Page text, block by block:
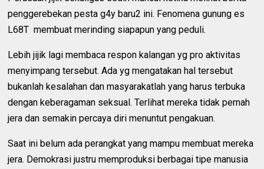
penggerebekan pesta g4y baru2 ini. Fenomena gunung es
L68T membuat merinding siapapun yang peduli.
Lebih jijik lagi membaca respon kalangan yg pro aktivitas
menyimpang tersebut. Ada yg mengatakan hal tersebut
bukanlah kesalahan dan masyarakatlah yang harus terbuka
dengan keberagaman seksual. Terlihat mereka tidak pernah
jera dan semakin percaya diri menuntut pengakuan.
Saat ini belum ada perangkat yang mampu membuat mereka
jera. Demokrasi justru memproduksi berbagai tipe manusia